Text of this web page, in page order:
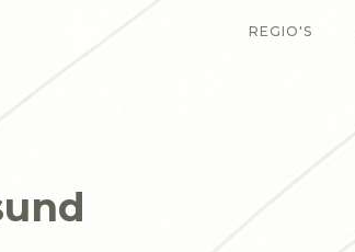
REGIO'S